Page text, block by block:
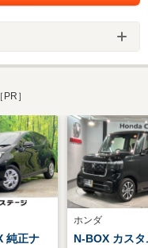
［PR］
純正ナ
ホンダ
N-BOX カス